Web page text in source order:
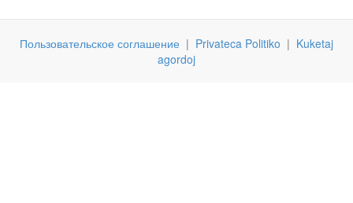
Пользовательское соглашение | Privateca Politiko | Kuketaj
agordoj